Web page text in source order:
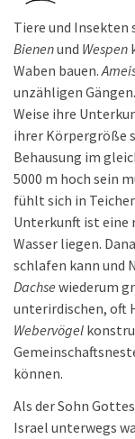
Tiere und Insekten
Bienenund Wespen
Waben bauen.
unzähligen
Weise ihre
ihrer Körpergröße
Behausung im
5000 m hoch sein
fühlt sich in
Unterkunft ist eine
Wasser liegen.
schlafen kann und
Dachse wiederum
unterirdischen, oft
Webervögel
können.
Als der Sohn
Israel unterwegs